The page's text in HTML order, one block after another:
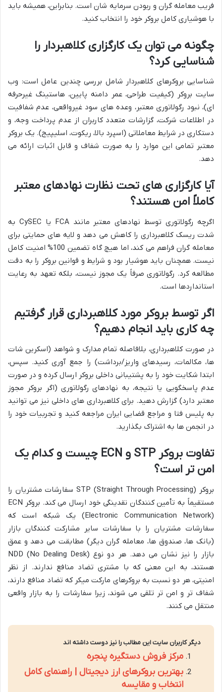
فریب معامله گران و ربودن سرمایه شان است. بنابراین، همیشه باید
با هوشیاری کامل بروکر خود را انتخاب کنید.
چگونه می توان یک کارگزاری کلاهبردار را
شناسایی کرد؟
شناسایی بروکرهای کلاهبردار شامل بررسی چندین عامل است: وب
سایت بروکر (کیفیت طراحی، عمر دامنه پایین، هاستینگ غیرحرفه
ای)، نبود رگولاتوری معتبر، وعده های سود غیرواقعی، عدم شفافیت
در اطلاعات شرکت، گزارشات متعدد کاربران از عدم پرداخت وجه، و
دستکاری در شرایط معاملاتی (اسپرد بالا، ریکوت، اسلیپیج). یک بروکر
معتبر تمامی این موارد را به صورت شفاف و قابل اثبات ارائه می
دهد.
آیا کارگزاری های تحت نظارت نهادهای معتبر
کاملاً امن هستند؟
اگرچه رگولاتوری توسط نهادهای معتبر مانند FCA یا CySEC به
شدت ریسک کلاهبرداری را کاهش می دهد و لایه های حمایتی برای
معامله گران فراهم می کند، اما هیچ گاه تضمین 100% امنیت کامل
نیست. همچنان باید هوشیار بود و شرایط و قوانین بروکر را به دقت
مطالعه کرد. رگولاتوری صرفاً یک مجوز نیست، بلکه تعهد به رعایت
استانداردها است.
اگر توسط بروکر مورد کلاهبرداری قرار گرفتیم
چه کاری باید انجام دهیم؟
در صورت کلاهبرداری، بلافاصله تمام مدارک و شواهد (اسکرین شات
ها، مکالمات، رسیدهای واریز/برداشت) را جمع آوری کنید. سپس،
ابتدا شکایت خود را به پشتیبانی داخلی بروکر ارسال کرده و در صورت
عدم پاسخگویی یا نتیجه، به نهادهای رگولاتوری (اگر بروکر مجوز
معتبر دارد) گزارش دهید. برای کلاهبرداری های داخلی نیز می توانید
به پلیس فتا و مراجع قضایی ایران مراجعه کنید و تجربیات خود را
در انجمن ها به اشتراک بگذارید.
تفاوت بروکر STP و ECN چیست و کدام یک
امن تر است؟
بروکر STP (Straight Through Processing) سفارشات مشتریان را
مستقیماً به تأمین کنندگان نقدینگی خود ارسال می کند. بروکر ECN
(Electronic Communication Network) یک شبکه است که
سفارشات مشتریان را با سفارشات سایر مشارکت کنندگان بازار
(بانک ها، صندوق ها، معامله گران دیگر) مطابقت می دهد و عمق
بازار را نیز نشان می دهد. هر دو نوع NDD (No Dealing Desk)
هستند، به این معنی که با مشتری تضاد منافع ندارند. از نظر
امنیتی، هر دو نسبت به بروکرهای مارکت میکر که تضاد منافع دارند،
شفاف تر و امن تر تلقی می شوند، زیرا سفارشات را به بازار واقعی
منتقل می کنند.
دیگر کاربران سایت این مطالب را نیز دوست داشته اند
مرکز فروش دستگیره پنجره
بهترین بروکرهای ارز دیجیتال | راهنمای کامل
انتخاب و مقایسه